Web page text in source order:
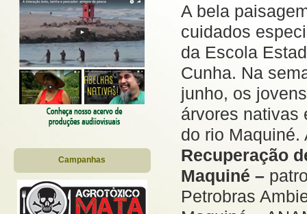
Campanhas
A bela
cuidados
da Escola
Cunha. Na
junho, os
árvores nativas
do rio Maquiné.
Recuperação
Maquiné –
Petrobras